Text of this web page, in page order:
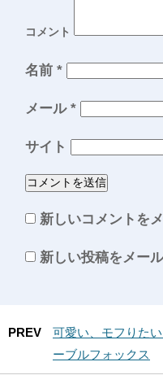
コメント
名前 *
メール *
サイト
新しいコメントを
新しい投稿をメー
PREV
可愛い、モフりた
ーブルフォックス